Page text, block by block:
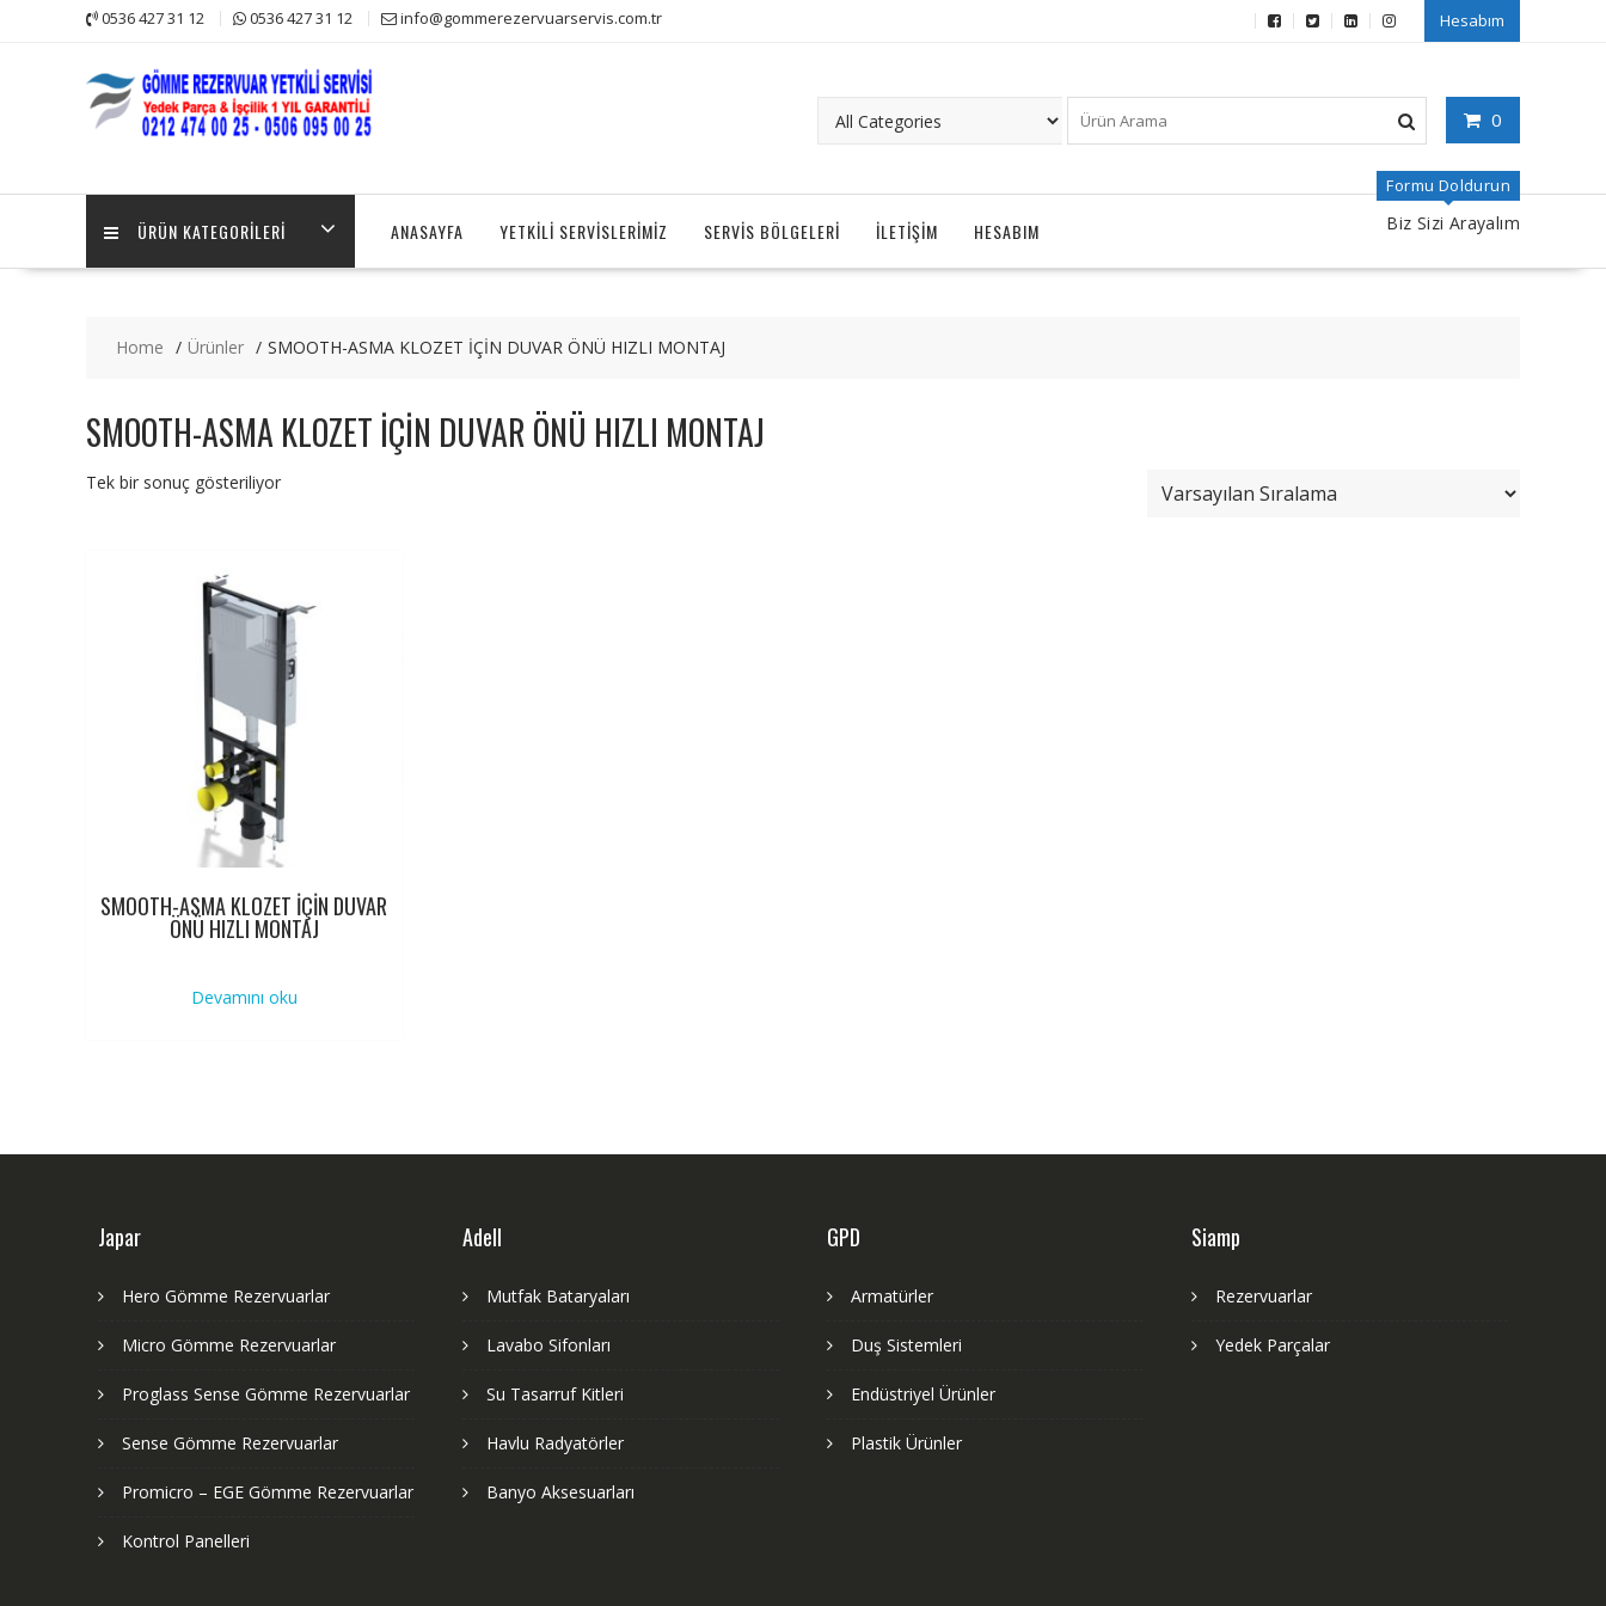
0536 427 31 12 0536 427 31 12 info@gommerezervuarservis.com.tr Hesabım
0
ÜRÜN KATEGORILERI ANASAYFA YETKILI SERVISLERIMIZ SERVIS BÖLGELERI İLETIŞIM HESABIM
Formu Doldurun
Biz Sizi Arayalım
Home Ürünler SMOOTH-ASMA KLOZET İÇİN DUVAR ÖNÜ HIZLI MONTAJ
SMOOTH-ASMA KLOZET İÇİN DUVAR ÖNÜ HIZLI MONTAJ
Tek bir sonuç gösteriliyor
SMOOTH-ASMA KLOZET İÇİN DUVAR
ÖNÜ HIZLI MONTAJ
Devamını oku
Japar
Hero Gömme Rezervuarlar
Micro Gömme Rezervuarlar
Proglass Sense Gömme Rezervuarlar
Sense Gömme Rezervuarlar
Promicro – EGE Gömme Rezervuarlar
Kontrol Panelleri
Adell
Mutfak Bataryaları
Lavabo Sifonları
Su Tasarruf Kitleri
Havlu Radyatörler
Banyo Aksesuarları
GPD
Armatürler
Duş Sistemleri
Endüstriyel Ürünler
Plastik Ürünler
Siamp
Rezervuarlar
Yedek Parçalar